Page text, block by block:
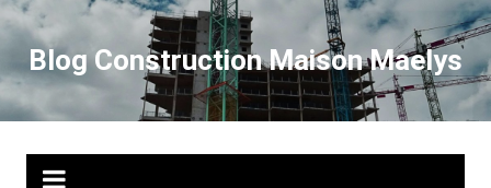
Aller
contenuBlog Construction Maison Maelys